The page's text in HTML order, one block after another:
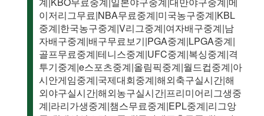
이저리그무료|NBA무료중계|미국농구중계|KBL
중계|한국농구중계|V리그중계|여자배구중계|남
자배구중계|배구무료보기|PGA중계|LPGA중계|
골프무료중계|테니스중계|UFC중계|복싱중계|격
투기중계|e스포츠중계|올림픽중계|월드컵중계|아
시안게임중계|국제대회중계|해외축구실시간|해
외야구실시간|해외농구실시간|프리미어리그생중
계|라리가생중계|챔스무료중계|EPL중계|리그앙